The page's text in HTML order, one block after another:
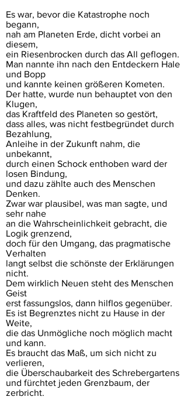
Es war, bevor die Katastrophe noch
begann,
nah am Planeten Erde, dicht vorbei an
diesem,
ein Riesenbrocken durch das All geflogen.
Man nannte ihn nach den Entdeckern Hale
und Bopp
und kannte keinen größeren Kometen.
Der hatte, wurde nun behauptet von den
Klugen,
das Kraftfeld des Planeten so gestört,
dass alles, was nicht festbegründet durch
Bezahlung,
Anleihe in der Zukunft nahm, die
unbekannt,
durch einen Schock enthoben ward der
losen Bindung,
und dazu zählte auch des Menschen
Denken.
Zwar war plausibel, was man sagte, und
sehr nahe
an die Wahrscheinlichkeit gebracht, die
Logik grenzend,
doch für den Umgang, das pragmatische
Verhalten
langt selbst die schönste der Erklärungen
nicht.
Dem wirklich Neuen steht des Menschen
Geist
erst fassungslos, dann hilflos gegenüber.
Es ist Begrenztes nicht zu Hause in der
Weite,
die das Unmögliche noch möglich macht
und kann.
Es braucht das Maß, um sich nicht zu
verlieren,
die Überschaubarkeit des Schrebergartens
und fürchtet jeden Grenzbaum, der
zerbricht.